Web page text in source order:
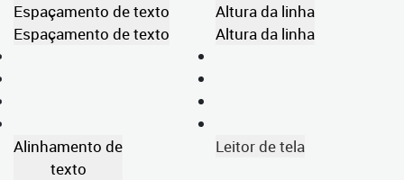
Espaçamento de texto
Espaçamento de texto
Altura da linha
Altura da linha
Alinhamento de
texto
Leitor de tela